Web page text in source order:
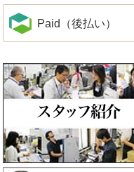
Paid（後払い）